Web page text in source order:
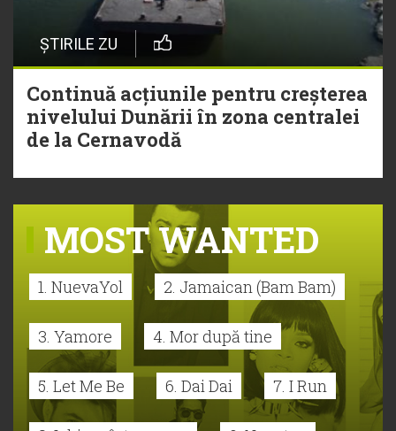
ȘTIRILE ZU
Continuă acțiunile pentru creșterea
nivelului Dunării în zona centralei
de la Cernavodă
MOST WANTED
1. NuevaYol 2. Jamaican (Bam Bam)
3. Yamore 4. Mor după tine
5. Let Me Be 6. Dai Dai 7. I Run